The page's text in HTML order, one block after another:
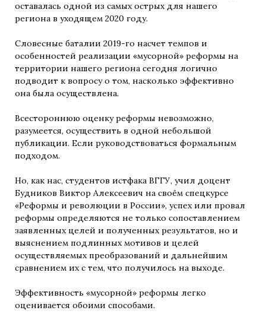
оставалась одной из самых острых для нашего
региона в уходящем 2020 году.
Словесные баталии 2019-го насчет темпов и
особенностей реализации «мусорной» реформы на
территории нашего региона сегодня логично
подводит к вопросу о том, насколько эффективно
она была осуществлена.
Всестороннюю оценку реформы невозможно,
разумеется, осуществить в одной небольшой
публикации. Если руководствоваться формальным
подходом.
Но, как нас, студентов истфака ВГГУ, учил доцент
Будников Виктор Алексеевич на своём спецкурсе
«Реформы и революции в России», успех или провал
реформы определяются не только сопоставлением
заявленных целей и полученных результатов, но и
выяснением подлинных мотивов и целей
осуществляемых преобразований и дальнейшим
сравнением их с тем, что получилось на выходе.
Эффективность «мусорной» реформы легко
оценивается обоими способами.